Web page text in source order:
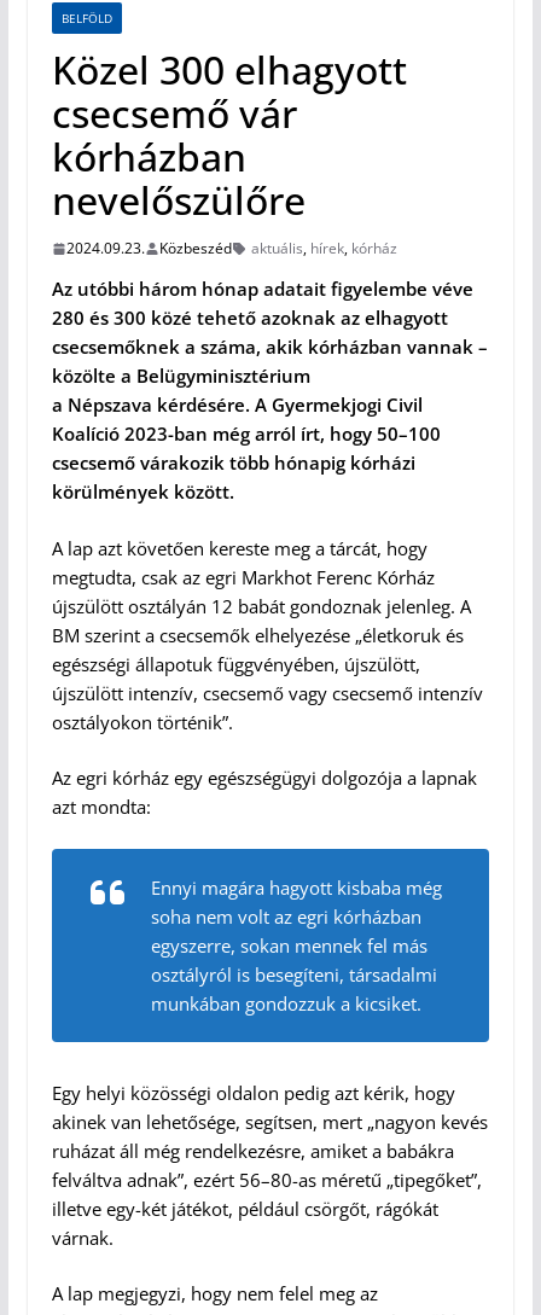
BELFÖLD
Közel 300 elhagyott
csecsemő vár
kórházban
nevelőszülőre
2024.09.23. Közbeszéd aktuális, hírek, kórház
Az utóbbi három hónap adatait figyelembe véve
280 és 300 közé tehető azoknak az elhagyott
csecsemőknek a száma, akik kórházban vannak –
közölte a Belügyminisztérium
a Népszava kérdésére. A Gyermekjogi Civil
Koalíció 2023-ban még arról írt, hogy 50–100
csecsemő várakozik több hónapig kórházi
körülmények között.
A lap azt követően kereste meg a tárcát, hogy
megtudta, csak az egri Markhot Ferenc Kórház
újszülött osztályán 12 babát gondoznak jelenleg. A
BM szerint a csecsemők elhelyezése „életkoruk és
egészségi állapotuk függvényében, újszülött,
újszülött intenzív, csecsemő vagy csecsemő intenzív
osztályokon történik”.
Az egri kórház egy egészségügyi dolgozója a lapnak
azt mondta:
Ennyi magára hagyott kisbaba még
soha nem volt az egri kórházban
egyszerre, sokan mennek fel más
osztályról is besegíteni, társadalmi
munkában gondozzuk a kicsiket.
Egy helyi közösségi oldalon pedig azt kérik, hogy
akinek van lehetősége, segítsen, mert „nagyon kevés
ruházat áll még rendelkezésre, amiket a babákra
felváltva adnak”, ezért 56–80-as méretű „tipegőket”,
illetve egy-két játékot, például csörgőt, rágókát
várnak.
A lap megjegyzi, hogy nem felel meg az